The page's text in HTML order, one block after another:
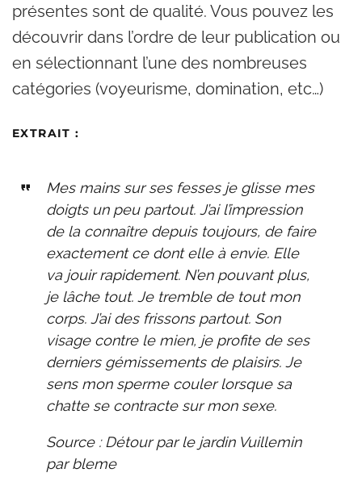
présentes sont de qualité. Vous pouvez les
découvrir dans l’ordre de leur publication ou
en sélectionnant l’une des nombreuses
catégories (voyeurisme, domination, etc…)
EXTRAIT :
Mes mains sur ses fesses je glisse mes
doigts un peu partout. J’ai l’impression
de la connaître depuis toujours, de faire
exactement ce dont elle à envie. Elle
va jouir rapidement. N’en pouvant plus,
je lâche tout. Je tremble de tout mon
corps. J’ai des frissons partout. Son
visage contre le mien, je profite de ses
derniers gémissements de plaisirs. Je
sens mon sperme couler lorsque sa
chatte se contracte sur mon sexe.
Source : Détour par le jardin Vuillemin
par bleme